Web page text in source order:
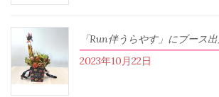
「Run伴うらやす」にブース
2023年10月22日